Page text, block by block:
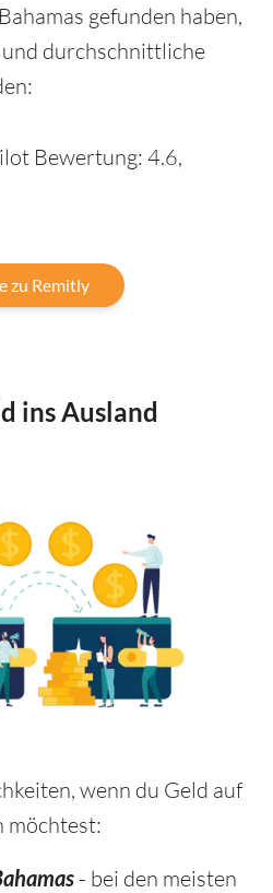
gefunden haben,
durchschnittliche
Bewertung: 4.6,
zu Remitly
ins Ausland
wenn du Geld auf
möchtest:
- bei den meisten